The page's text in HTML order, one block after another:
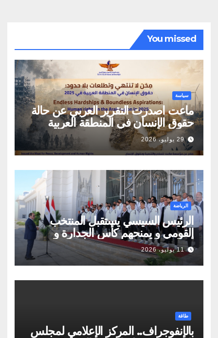
You missed
سياسة
ماعت اصدرت التقرير العربي عن حالة
حقوق الإنسان في المنطقة العربية
29 يوليو، 2026
الرياضة
الرئيس السيسي يستقبل المنتخب
القومي و يمنحهم كأس الجدارة و
أوسمة تكريمية
11 يوليو، 2026
طاقة
بالإنفوجراف.. المركز الإعلامي لمجلس